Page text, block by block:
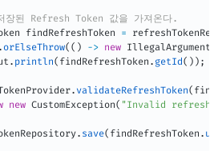
장된 Refresh Token 값을 가져온다.
findRefreshToken =
. orElseThrow( ( ) -> new
. println( findRefreshToken . getId ( ) ) ;
. validateRefreshToken(
new CustomException( "Invalid refresh
. save( findRefreshToken .